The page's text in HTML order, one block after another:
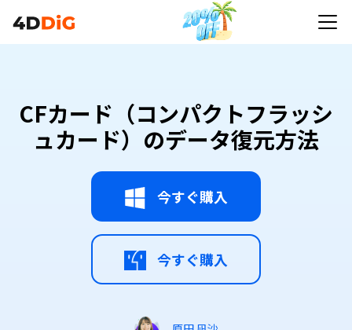
CFカード（コンパクトフラッシ
ュカード）のデータ復元方法
今すぐ購入
今すぐ購入